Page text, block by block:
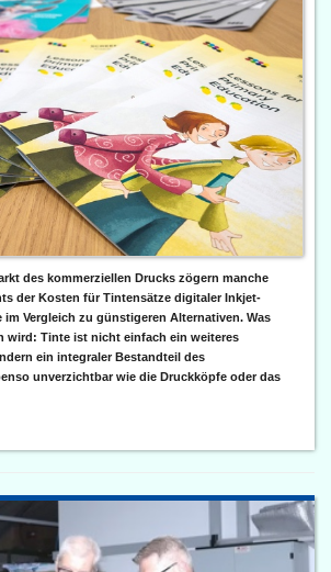
des kommerziellen Drucks zögern manche
der Kosten für Tintensätze digitaler Inkjet-
im Vergleich zu günstigeren Alternativen. Was
wird: Tinte ist nicht einfach ein weiteres
ein integraler Bestandteil des
unverzichtbar wie die Druckköpfe oder das